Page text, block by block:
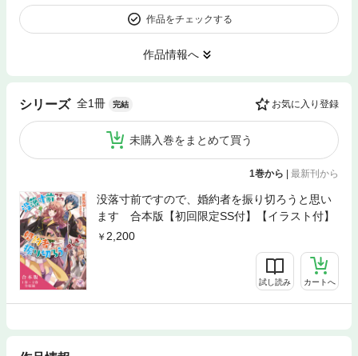
作品をチェックする
作品情報へ
シリーズ 全1冊 完結 お気に入り登録
未購入巻をまとめて買う
1巻から | 最新刊から
没落寸前ですので、婚約者を振り切ろうと思い
ます 合本版【初回限定SS付】【イラスト付】
2,200
試し読み カートへ